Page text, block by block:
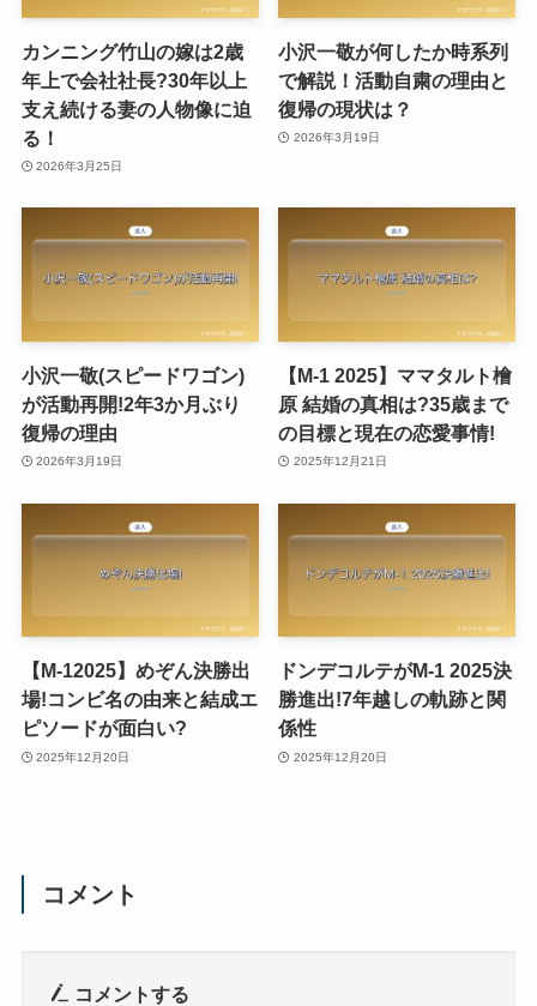
カンニング竹山の嫁は2歳
年上で会社社長?30年以上
支え続ける妻の人物像に迫
る！
2026年3月25日
小沢一敬が何したか時系列
で解説！活動自粛の理由と
復帰の現状は？
2026年3月19日
小沢一敬(スピードワゴン)
が活動再開!2年3か月ぶり
復帰の理由
2026年3月19日
【M-1 2025】ママタルト檜
原 結婚の真相は?35歳まで
の目標と現在の恋愛事情!
2025年12月21日
【M-12025】めぞん決勝出
場!コンビ名の由来と結成エ
ピソードが面白い?
2025年12月20日
ドンデコルテがM-1 2025決
勝進出!7年越しの軌跡と関
係性
2025年12月20日
コメント
コメントする